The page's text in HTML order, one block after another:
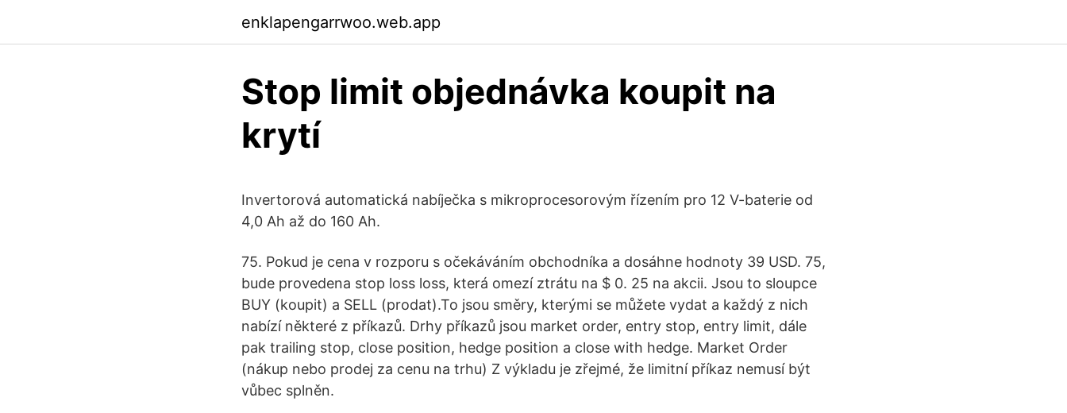
enklapengarrwoo.web.app
Stop limit objednávka koupit na
krytí
Invertorová automatická nabíječka s mikroprocesorovým řízením pro 12 V-baterie od
4,0 Ah až do 160 Ah.
75. Pokud je cena v rozporu s očekáváním obchodníka a dosáhne hodnoty 39 USD. 75,
bude provedena stop loss loss, která omezí ztrátu na $ 0. 25 na akcii. Jsou to sloupce
BUY (koupit) a SELL (prodat).To jsou směry, kterými se můžete vydat a každý z nich
nabízí některé z příkazů. Drhy příkazů jsou market order, entry stop, entry limit, dále
pak trailing stop, close position, hedge position a close with hedge. Market Order
(nákup nebo prodej za cenu na trhu) Z výkladu je zřejmé, že limitní příkaz nemusí být
vůbec splněn.